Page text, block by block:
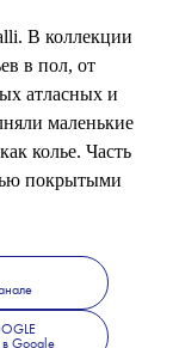
В коллекции
в пол, от
атласных и
маленькие
колье. Часть
покрытыми
тут.
в Google